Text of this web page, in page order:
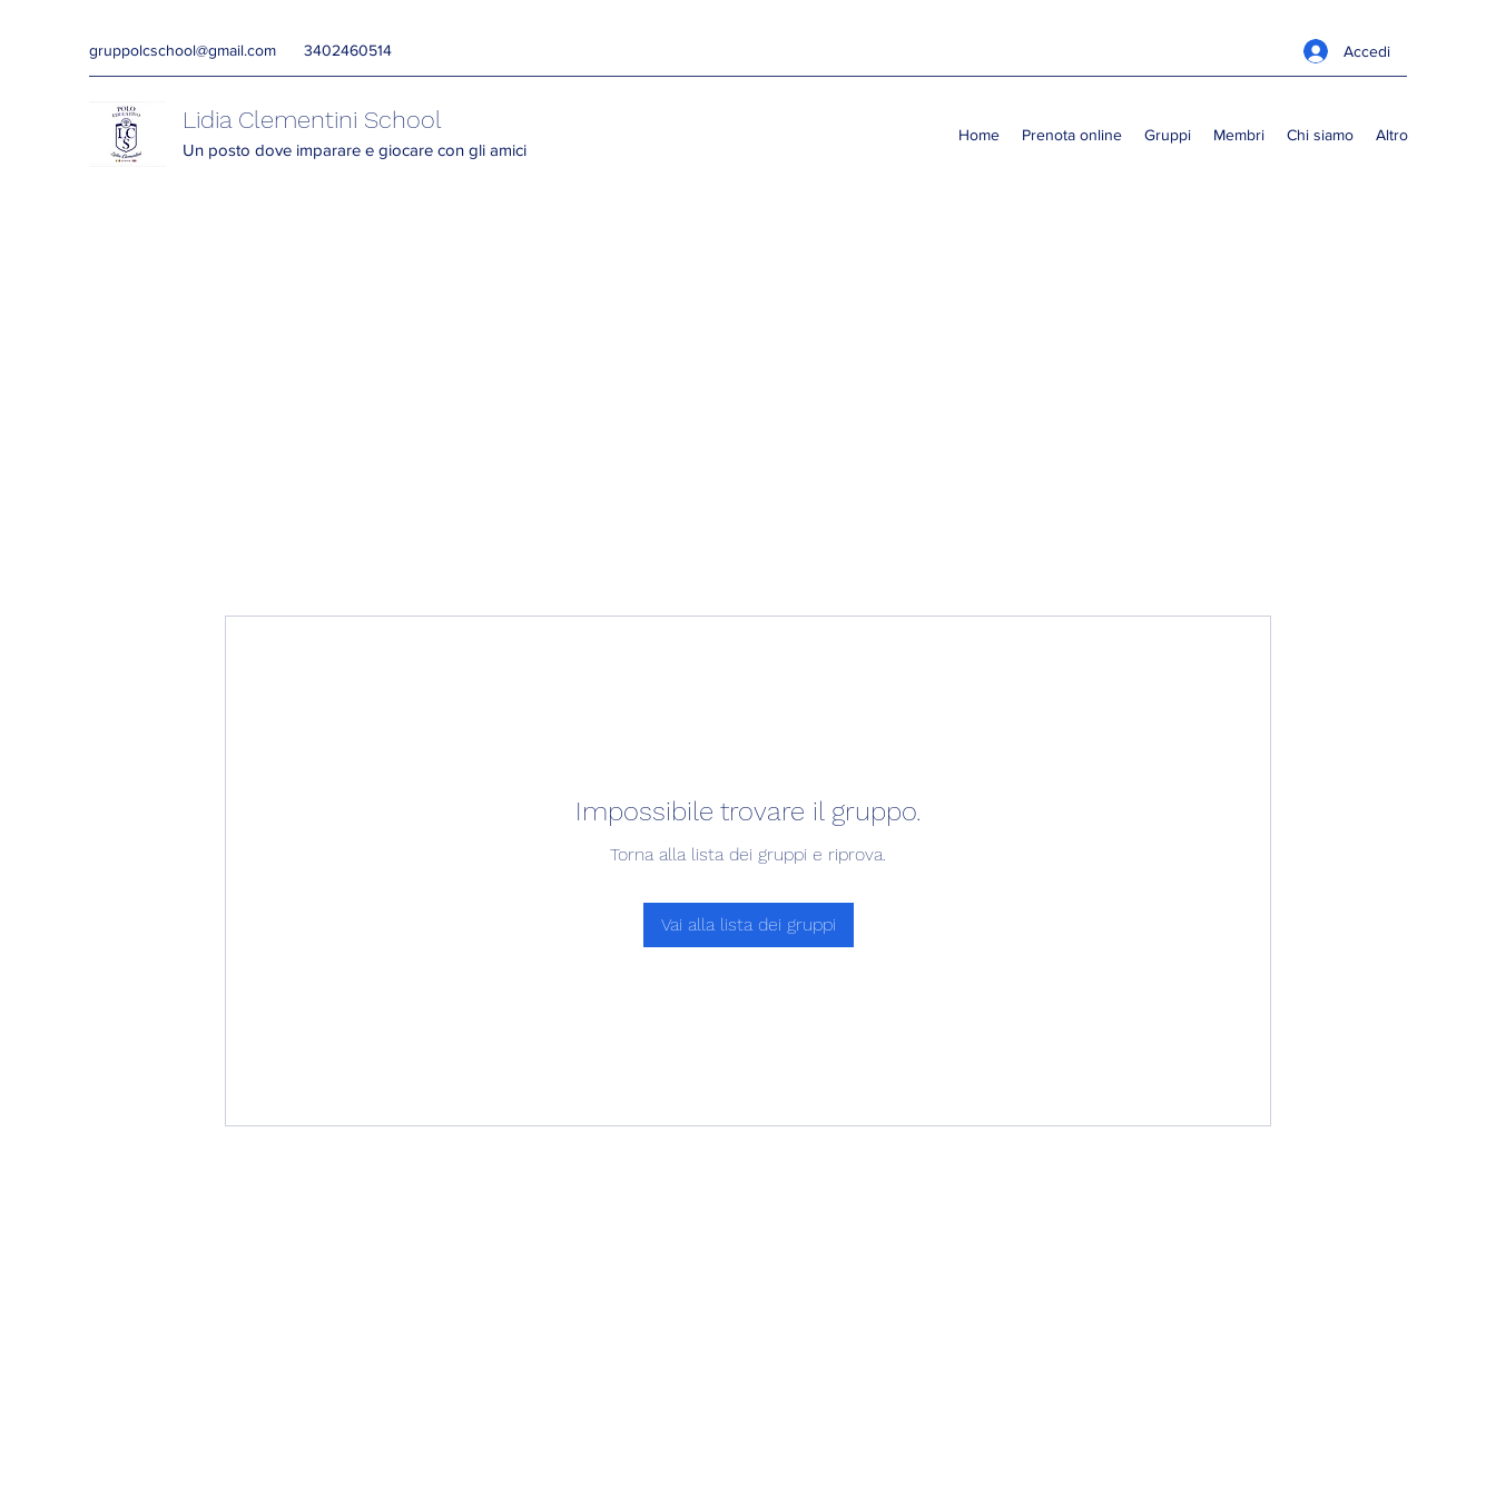
gruppolcschool@gmail.com 3402460514 Accedi
Lidia Clementini School
Un posto dove imparare e giocare con gli amici
Home Prenota online Gruppi Membri Chi siamo Altro
Impossibile trovare il gruppo.
Torna alla lista dei gruppi e riprova.
Vai alla lista dei gruppi